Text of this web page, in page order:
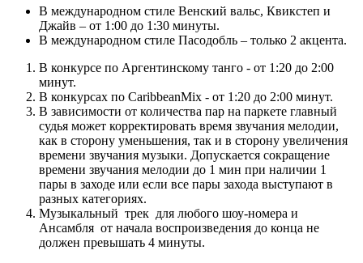
В международном стиле Венский вальс, Квикстеп и
Джайв – от 1:00 до 1:30 минуты.
В международном стиле Пасодобль – только 2 акцента.
В конкурсе по Аргентинскому танго - от 1:20 до 2:00
минут.
В конкурсах по CaribbeanMix - от 1:20 до 2:00 минут.
В зависимости от количества пар на паркете главный
судья может корректировать время звучания мелодии,
как в сторону уменьшения, так и в сторону увеличения
времени звучания музыки. Допускается сокращение
времени звучания мелодии до 1 мин при наличии 1
пары в заходе или если все пары захода выступают в
разных категориях.
Музыкальный трек для любого шоу-номера и
Ансамбля от начала воспроизведения до конца не
должен превышать 4 минуты.